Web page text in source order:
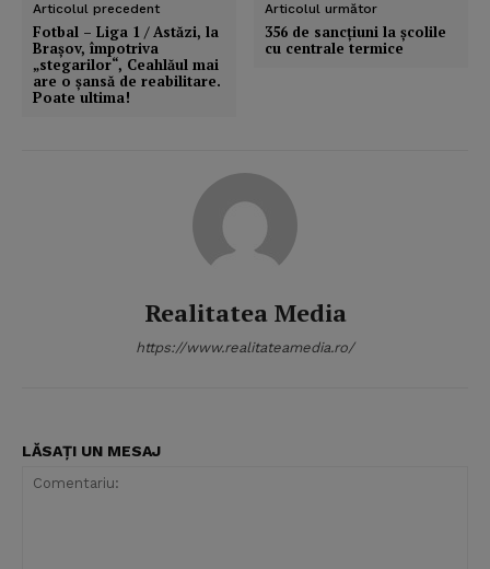
Articolul precedent
Fotbal – Liga 1 / Astăzi, la
Braşov, împotriva
„stegarilor“, Ceahlăul mai
are o şansă de reabilitare.
Poate ultima!
Articolul următor
356 de sancţiuni la şcolile
cu centrale termice
Realitatea Media
https://www.realitateamedia.ro/
LĂSAȚI UN MESAJ